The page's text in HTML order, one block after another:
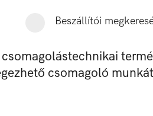
Beszállítói
csomagolástechnikai
csomagoló